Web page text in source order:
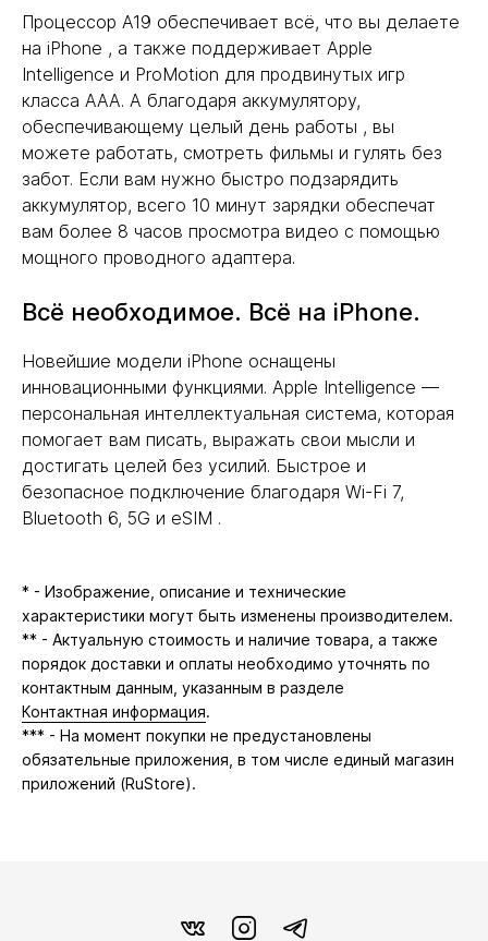
Процессор A19 обеспечивает всё, что вы делаете
на iPhone , а также поддерживает Apple
Intelligence и ProMotion для продвинутых игр
класса AAA. А благодаря аккумулятору,
обеспечивающему целый день работы , вы
можете работать, смотреть фильмы и гулять без
забот. Если вам нужно быстро подзарядить
аккумулятор, всего 10 минут зарядки обеспечат
вам более 8 часов просмотра видео с помощью
мощного проводного адаптера.
Всё необходимое. Всё на iPhone.
Новейшие модели iPhone оснащены
инновационными функциями. Apple Intelligence —
персональная интеллектуальная система, которая
помогает вам писать, выражать свои мысли и
достигать целей без усилий. Быстрое и
безопасное подключение благодаря Wi-Fi 7,
Bluetooth 6, 5G и eSIM .
* - Изображение, описание и технические
характеристики могут быть изменены производителем.
** - Актуальную стоимость и наличие товара, а также
порядок доставки и оплаты необходимо уточнять по
контактным данным, указанным в разделе
Контактная информация.
*** - На момент покупки не предустановлены
обязательные приложения, в том числе единый магазин
приложений (RuStore).